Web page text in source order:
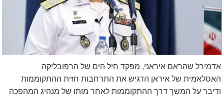
אדמירל שהראם איראני, מפקד חיל הים של הרפובליקה
האסלאמית של איראן הדגיש את התרחבות חזית ההתקוממות
ודיבר על המשך דרך ההתקוממות לאחר מותו של מנהיג המהפכה